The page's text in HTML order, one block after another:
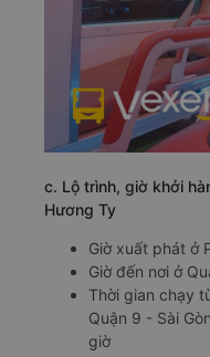
c. Lộ trình, giờ khởi
Hương Ty
Giờ xuất phát ở
Giờ đến nơi ở
Thời gian chạy
Quận 9 - Sài
giờ